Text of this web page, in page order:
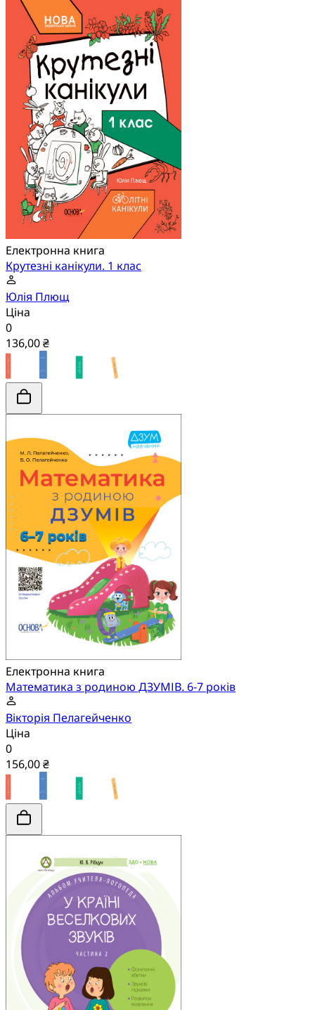
Електронна книга
Крутезні канікули. 1 клас
Юлія Плющ
Ціна
0
136,00 ₴
Електронна книга
Математика з родиною ДЗУМІВ. 6-7 років
Вікторія Пелагейченко
Ціна
0
156,00 ₴